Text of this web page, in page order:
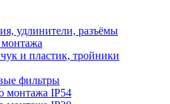
удлинители, разъёмы
монтажа
и пластик, тройники
фильтры
монтажа IP54